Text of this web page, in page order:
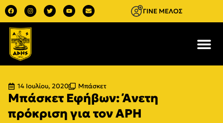
ΓΙΝΕ ΜΕΛΟΣ
14 Ιουλίου, 2020 Μπάσκετ
Μπάσκετ Εφήβων: Άνετη
πρόκριση για τον ΑΡΗ